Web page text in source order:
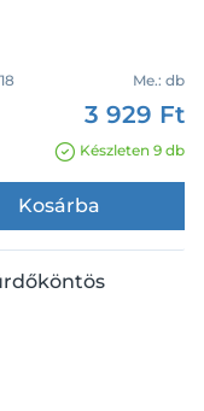
Me.: db
3 929 Ft
Készleten 9 db
Kosárba